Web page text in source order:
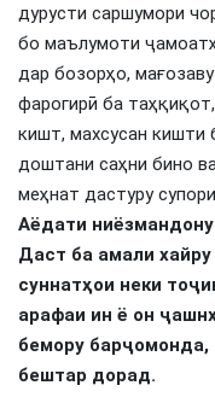
дурусти саршумори
бо маълумоти
дар бозорҳо,
фарогирӣ ба
кишт, махсусан кишти
доштани саҳни бино
меҳнат дастуру
Аёдати
Даст ба амали
суннатҳои неки тоҷ
арафаи ин ё он ҷашн
бемору барҷомонда,
бештар дорад.